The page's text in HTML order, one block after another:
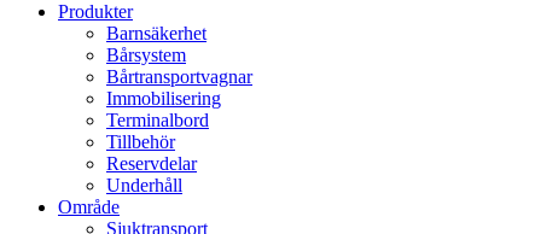
Produkter
Barnsäkerhet
Bårsystem
Bårtransportvagnar
Immobilisering
Terminalbord
Tillbehör
Reservdelar
Underhåll
Område
Sjuktransport